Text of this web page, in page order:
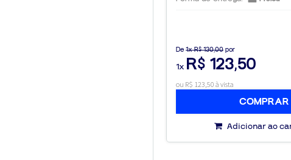
De 1x R$ 130,00 por
1x R$ 123,50
ou R$ 123,50 à vista
COMPRAR
Adicionar ao